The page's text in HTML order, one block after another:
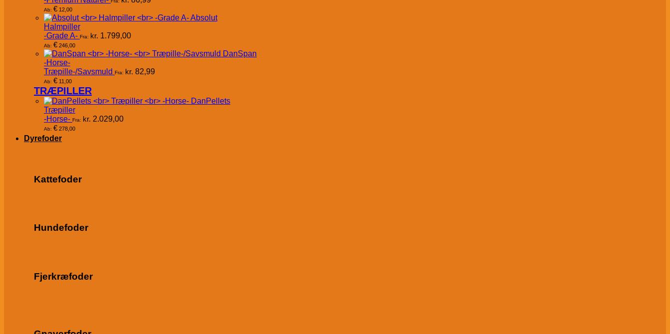
Ab: € 12,00
Absolut
Halmpiller
-Grade A- Fra: kr. 1.799,00
Ab: € 246,00
DanSpan
-Horse-
Træpille-/Savsmuld Fra: kr. 82,99
Ab: € 11,00
TRÆPILLER
DanPellets
Træpiller
-Horse- Fra: kr. 2.029,00
Ab: € 278,00
Dyrefoder
Kattefoder
Hundefoder
Fjerkræfoder